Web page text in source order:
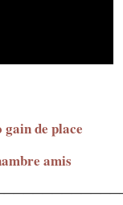
gain de place
amis